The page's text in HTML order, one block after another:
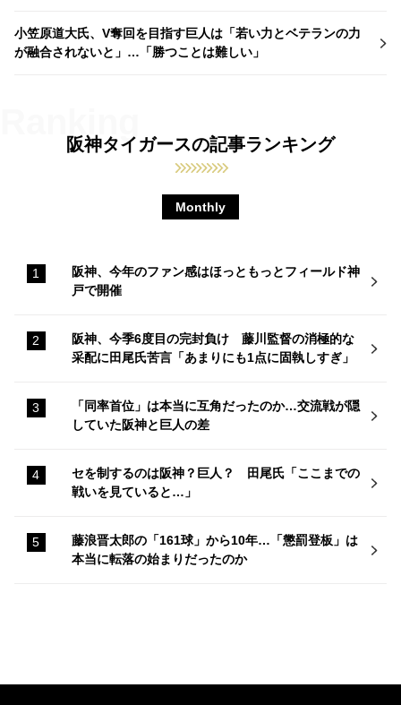
小笠原道大氏、V奪回を目指す巨人は「若い力とベテランの力
が融合されないと」…「勝つことは難しい」
阪神タイガースの記事ランキング
Monthly
阪神、今年のファン感はほっともっとフィールド神
戸で開催
阪神、今季6度目の完封負け 藤川監督の消極的な
采配に田尾氏苦言「あまりにも1点に固執しすぎ」
「同率首位」は本当に互角だったのか…交流戦が隠
していた阪神と巨人の差
セを制するのは阪神？巨人？ 田尾氏「ここまでの
戦いを見ていると…」
藤浪晋太郎の「161球」から10年…「懲罰登板」は
本当に転落の始まりだったのか